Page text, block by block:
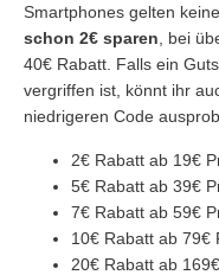
Smartphones gelten
schon 2€ sparen , bei
40€ Rabatt. Falls ein
vergriffen ist, könnt ihr
niedrigeren Code
2€ Rabatt ab 19€
5€ Rabatt ab 39€
7€ Rabatt ab 59€
10€ Rabatt ab 79€
20€ Rabatt ab